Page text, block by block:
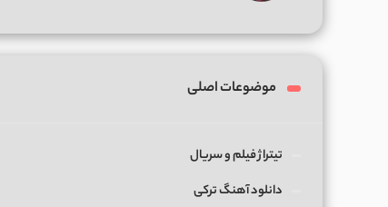
موضوعات اصلی
تیتراژ فیلم و سریال
دانلود آهنگ ترکی